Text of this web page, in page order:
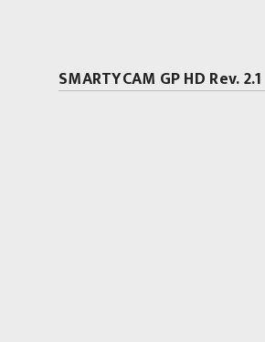
SMARTYCAM GP HD Rev. 2.1